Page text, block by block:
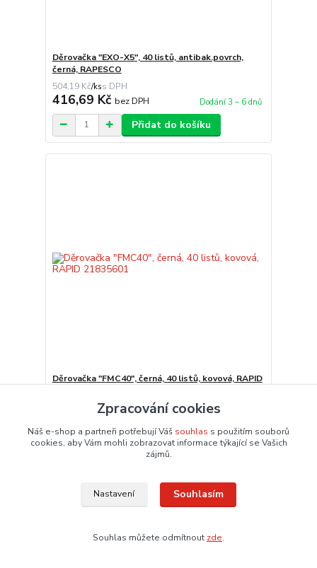
Děrovačka "EXO-X5", 40 listů, antibak.povrch,
černá, RAPESCO
504,19 Kč/ks
416,69 Kč bez DPH Dodání 3 – 6 dnů
Přidat do košíku
Děrovačka "FMC40", černá, 40 listů, kovová, RAPID
ks
591,63 Kč
Přidat do košíku
Zpracování cookies
Náš e-shop a partneři potřebují Váš souhlas s použitím souborů
cookies, aby Vám mohli zobrazovat informace týkající se Vašich
zájmů.
Nastavení Souhlasím
Souhlas můžete odmítnout zde.